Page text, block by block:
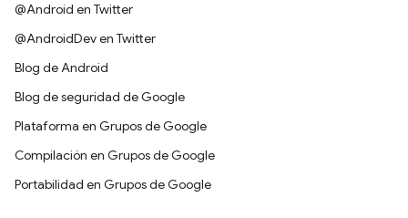
@Android en Twitter
@AndroidDev en Twitter
Blog de Android
Blog de seguridad de Google
Plataforma en Grupos de Google
Compilación en Grupos de Google
Portabilidad en Grupos de Google